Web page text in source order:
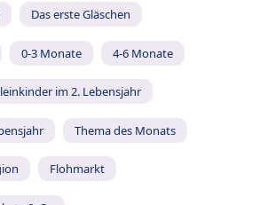
Das erste Gläschen
0-3 Monate 4-6 Monate
im 2. Lebensjahr
Thema des Monats
Flohmarkt